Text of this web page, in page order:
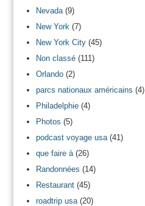
Nevada(9)
New York (7)
New York City(45)
Non classé(111)
Orlando(2)
parcs nationaux américains (4)
Philadelphie(4)
Photos (5)
podcast voyage usa(41)
que faire à(26)
Randonnées (14)
Restaurant(45)
roadtrip usa(20)